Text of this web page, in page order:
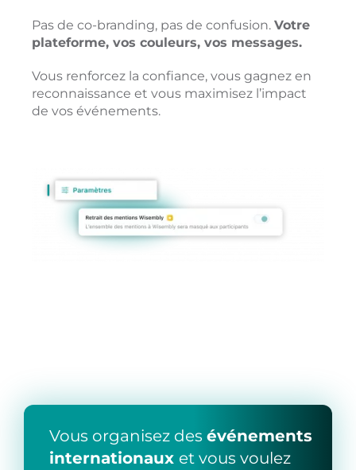
Pas de co-branding, pas de confusion. Votre
plateforme, vos couleurs, vos messages.
Vous renforcez la confiance, vous gagnez en
reconnaissance et vous maximisez l’impact
de vos événements.
Vous organisez des événements
internationaux et vous voulez